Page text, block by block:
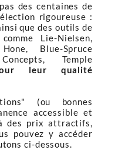
des centaines de
rigoureuse :
que des outils de
comme Lie-Nielsen,
Blue-Spruce
Temple
leur qualité
(ou bonnes
accessible et
des prix attractifs,
pouvez y accéder
ci-dessous.